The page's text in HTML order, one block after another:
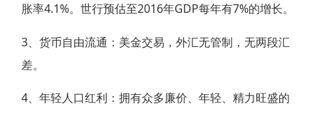
胀率4.1%。世行预估至2016年GDP每年有7%的增长。
3、货币自由流通：美金交易，外汇无管制，无两段汇
差。
4、年轻人口红利：拥有众多廉价、年轻、精力旺盛的